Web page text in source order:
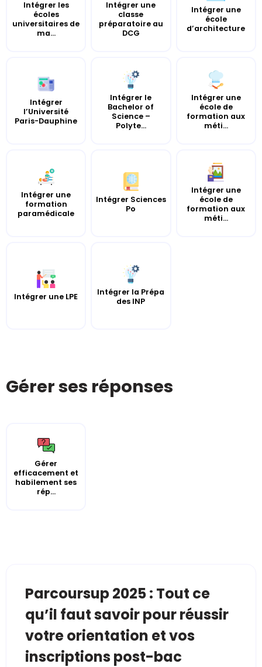
Intégrer les
écoles
universitaires de
ma...
Intégrer une
classe
préparatoire au
DCG
Intégrer une
école
d’architecture
Intégrer
l’Université
Paris-Dauphine
Intégrer le
Bachelor of
Science –
Polyte...
Intégrer une
école de
formation aux
méti...
Intégrer une
formation
paramédicale
Intégrer Sciences
Po
Intégrer une
école de
formation aux
méti...
Intégrer une LPE
Intégrer la Prépa
des INP
Gérer ses réponses
Gérer
efficacement et
habilement ses
rép...
Parcoursup 2025 : Tout ce
qu’il faut savoir pour réussir
votre orientation et vos
inscriptions post-bac